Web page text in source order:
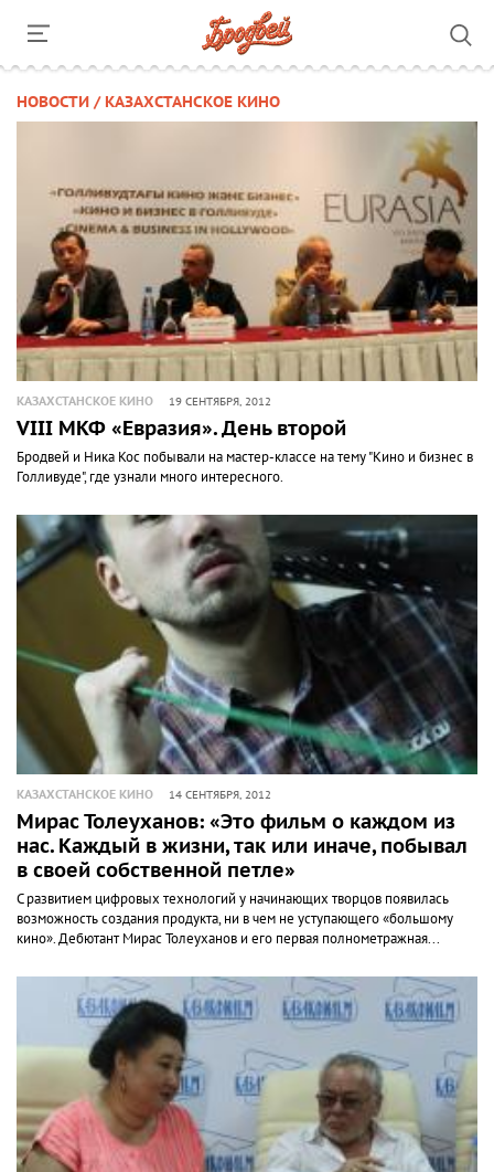
НОВОСТИ / КАЗАХСТАНСКОЕ КИНО
КАЗАХСТАНСКОЕ КИНО 19 СЕНТЯБРЯ, 2012
VIII МКФ «Евразия». День второй
Бродвей и Ника Кос побывали на мастер-классе на тему "Кино и бизнес в
Голливуде", где узнали много интересного.
КАЗАХСТАНСКОЕ КИНО 14 СЕНТЯБРЯ, 2012
Мирас Толеуханов: «Это фильм о каждом из
нас. Каждый в жизни, так или иначе, побывал
в своей собственной петле»
С развитием цифровых технологий у начинающих творцов появилась
возможность создания продукта, ни в чем не уступающего «большому
кино». Дебютант Мирас Толеуханов и его первая полнометражная...